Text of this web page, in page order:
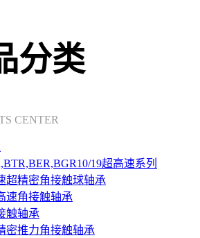
分类
CENTER
19超高速系列
超精密角接触球轴承
速角接触轴承
触轴承
密推力角接触轴承